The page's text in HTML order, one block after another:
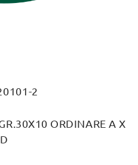
2
ORDINARE A X
D